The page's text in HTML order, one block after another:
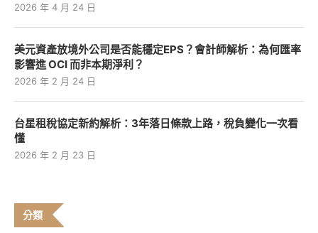
2026 年 4 月 24 日
美元資產放境外公司是否能穩定EPS？會計師解析：為何匯率
影響進 OCI 而非本期淨利？
2026 年 2 月 24 日
台星租稅協定新約解析：3年落日條款上路，稅負變化一次看
懂
2026 年 2 月 23 日
分類